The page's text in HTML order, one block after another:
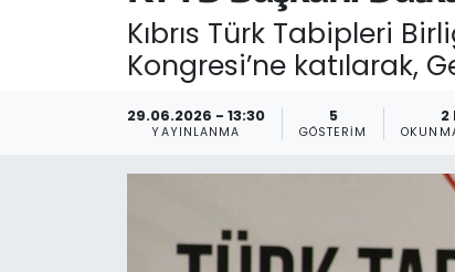
Kıbrıs Türk Tabipleri
Kongresi’ne katılarak,
29.06.2026 - 13:30
YAYINLANMA
5
GÖSTERIM
2
Foto Galeri
Haber Arşivi